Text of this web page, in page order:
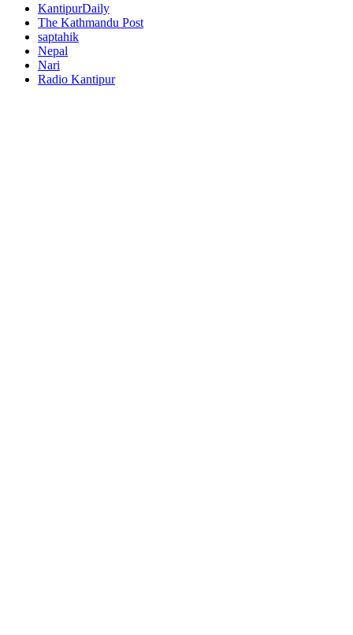
KantipurDaily
The Kathmandu Post
saptahik
Nepal
Nari
Radio Kantipur